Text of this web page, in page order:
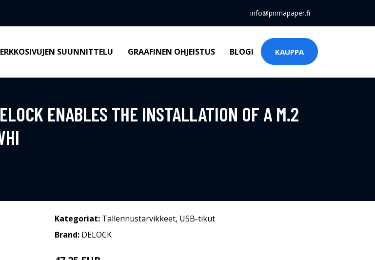
info@primapaper.fi
SUUNNITTELU GRAAFINEN OHJEISTUS BLOGI KAUPPA
ENABLES THE INSTALLATION OF A M.2
Kategoriat: Tallennustarvikkeet, USB-tikut
Brand: DELOCK